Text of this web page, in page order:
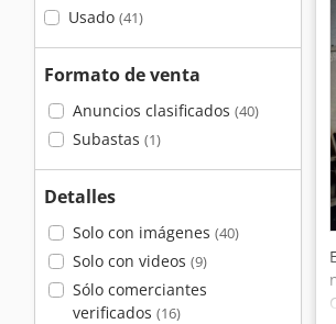
Usado (41)
Formato de venta
Anuncios clasificados (40)
Subastas (1)
Detalles
Solo con imágenes (40)
Solo con videos (9)
Sólo comerciantes
verificados (16)